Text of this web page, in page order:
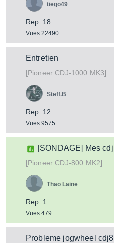
Rep. 18
Vues 22490
tiego49
Entretien
[Pioneer CDJ-1000 MK3]
Rep. 12
Vues 9575
Steff.B
[SONDAGE] Mes
[Pioneer CDJ-800 MK2]
Rep. 1
Vues 479
Thao Laine
Probleme jogwheel